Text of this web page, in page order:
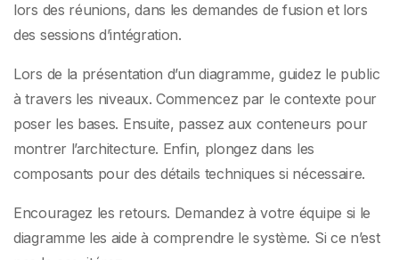
lors des réunions, dans les demandes de fusion et lors
des sessions d’intégration.
Lors de la présentation d’un diagramme, guidez le public
à travers les niveaux. Commencez par le contexte pour
poser les bases. Ensuite, passez aux conteneurs pour
montrer l’architecture. Enfin, plongez dans les
composants pour des détails techniques si nécessaire.
Encouragez les retours. Demandez à votre équipe si le
diagramme les aide à comprendre le système. Si ce n’est